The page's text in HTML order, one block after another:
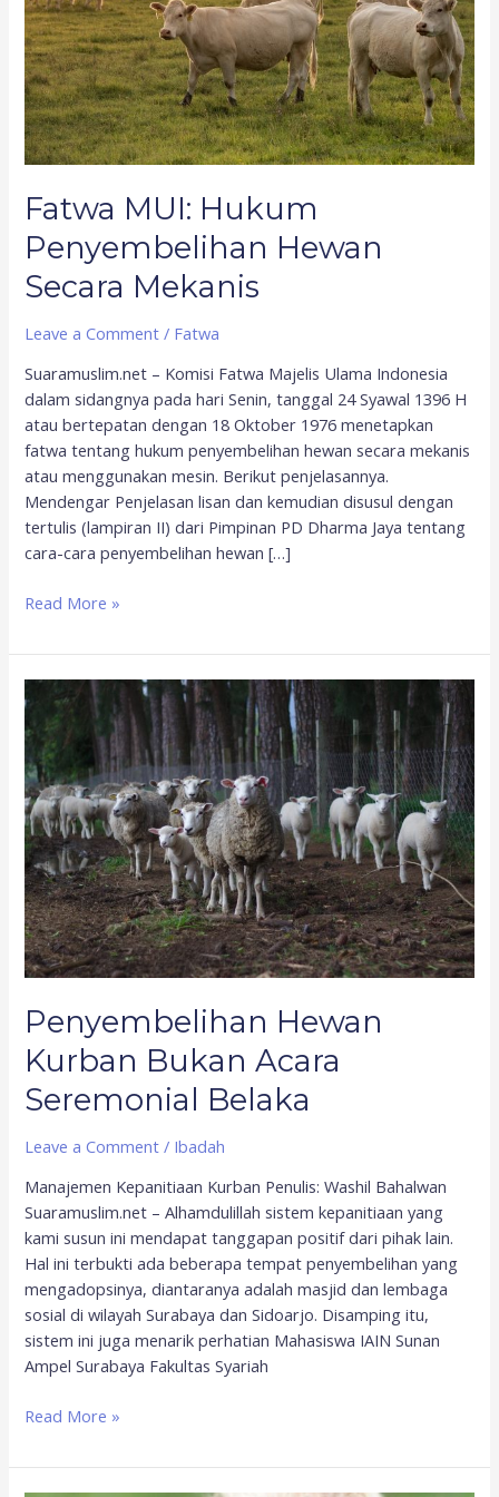
Fatwa MUI: Hukum
Penyembelihan Hewan
Secara Mekanis
Leave a Comment / Fatwa
Suaramuslim.net – Komisi Fatwa Majelis Ulama Indonesia
dalam sidangnya pada hari Senin, tanggal 24 Syawal 1396 H
atau bertepatan dengan 18 Oktober 1976 menetapkan
fatwa tentang hukum penyembelihan hewan secara mekanis
atau menggunakan mesin. Berikut penjelasannya.
Mendengar Penjelasan lisan dan kemudian disusul dengan
tertulis (lampiran II) dari Pimpinan PD Dharma Jaya tentang
cara-cara penyembelihan hewan […]
Secara
Mekanis
Read More »
Penyembelihan Hewan
Kurban Bukan Acara
Seremonial Belaka
Leave a Comment / Ibadah
Manajemen Kepanitiaan Kurban Penulis: Washil Bahalwan
Suaramuslim.net – Alhamdulillah sistem kepanitiaan yang
kami susun ini mendapat tanggapan positif dari pihak lain.
Hal ini terbukti ada beberapa tempat penyembelihan yang
mengadopsinya, diantaranya adalah masjid dan lembaga
sosial di wilayah Surabaya dan Sidoarjo. Disamping itu,
sistem ini juga menarik perhatian Mahasiswa IAIN Sunan
Ampel Surabaya Fakultas Syariah
Penyembelihan
Hewan
Kurban
Bukan
Acara
Seremonial
Belaka
Read More »